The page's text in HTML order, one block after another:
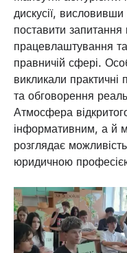
дискусії,
поставити
працевлаштування
правничій сфері.
викликали практичні
та обговорення
Атмосфера
інформативним, а й
розглядає
юридичною